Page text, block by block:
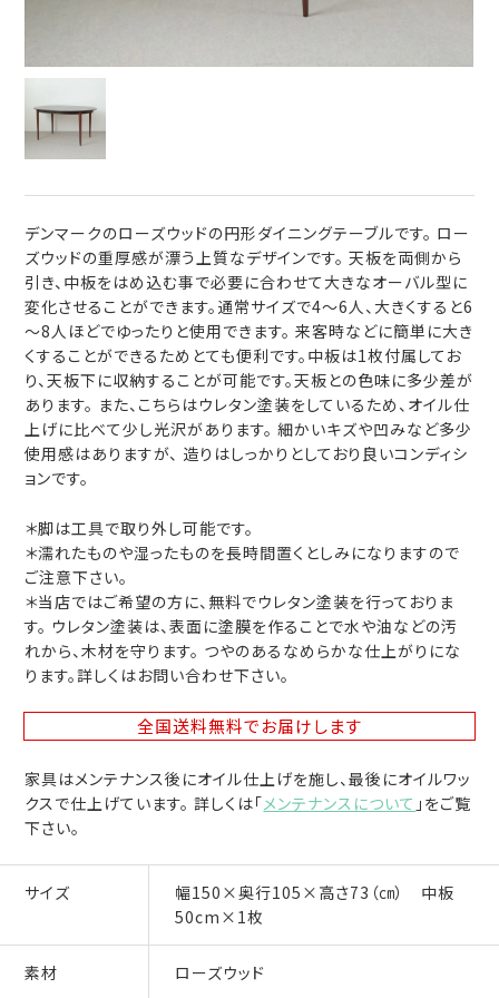
デンマークのローズウッドの円形ダイニングテーブルです。 ロー
ズウッドの重厚感が漂う上質なデザインです。 天板を両側から
引き、中板をはめ込む事で必要に合わせて大きなオーバル型に
変化させることができます。通常サイズで4～6人、大きくすると6
～8人ほどでゆったりと使用できます。 来客時などに簡単に大き
くすることができるためとても便利です。中板は1枚付属してお
り、天板下に収納することが可能です。天板との色味に多少差が
あります。 また、こちらはウレタン塗装をしているため、オイル仕
上げに比べて少し光沢があります。 細かいキズや凹みなど多少
使用感はありますが、 造りはしっかりとしており良いコンディシ
ョンです。
＊脚は工具で取り外し可能です。
＊濡れたものや湿ったものを長時間置くとしみになりますので
ご注意下さい。
＊当店ではご希望の方に、無料でウレタン塗装を行っておりま
す。 ウレタン塗装は、表面に塗膜を作ることで水や油などの汚
れから、木材を守ります。 つやのあるなめらかな仕上がりにな
ります。詳しくはお問い合わせ下さい。
全国送料無料でお届けします
家具はメンテナンス後にオイル仕上げを施し、最後にオイルワッ
クスで仕上げています。 詳しくは「メンテナンスについて 」をご覧
下さい。
サイズ
幅150×奥行105×高さ73（㎝） 中板
50cm×1枚
素材 ローズウッド